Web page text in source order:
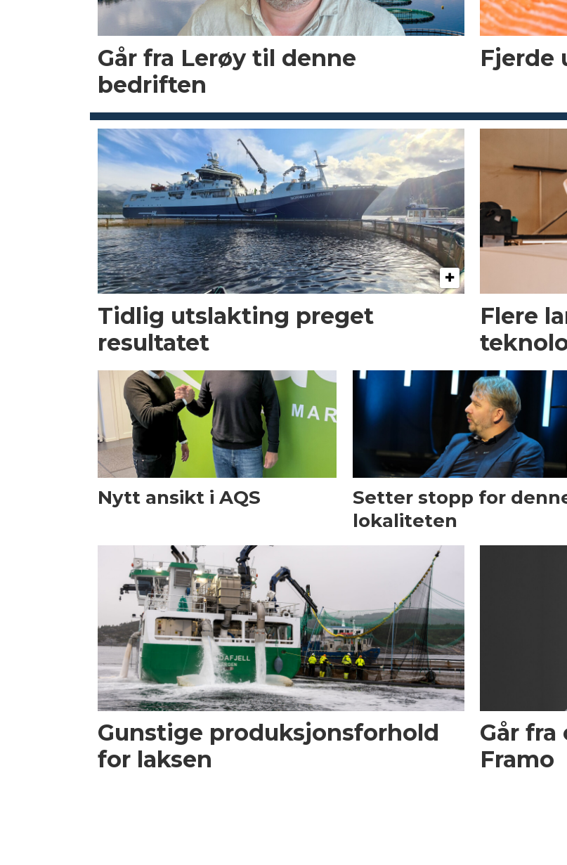
Går fra Lerøy til denne
bedriften
Fjerde
Tidlig utslakting preget
resultatet
Flere
Nytt ansikt i AQS
Setter stopp for
lokaliteten
Gunstige produksjonsforhold
for laksen
Går
Framo